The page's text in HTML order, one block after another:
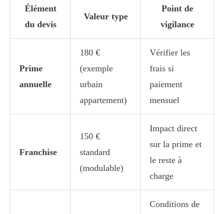
Élément
du devis
Valeur type
Point de
vigilance
Prime
annuelle
180 €
(exemple
urbain
appartement)
Vérifier les
frais si
paiement
mensuel
Franchise
150 €
standard
(modulable)
Impact direct
sur la prime et
le reste à
charge
Conditions de